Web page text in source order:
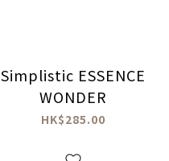
Simplistic ESSENCE
WONDER
HK$285.00